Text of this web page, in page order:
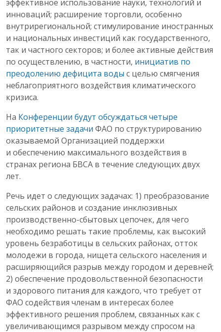
эффективное использование науки, технологий и
инноваций; расширение торговли, особенно
внутрирегиональной; стимулирование иностранных
и национальных инвестиций как государственного,
так и частного секторов; и более активные действия
по осуществлению, в частности, инициатив по
преодолению дефицита воды с целью смягчения
неблагоприятного воздействия климатического
кризиса.
На Конференции будут обсуждаться четыре
приоритетные задачи ФАО по структурированию
оказываемой Организацией поддержки
и обеспечению максимального воздействия в
странах региона БВСА в течение следующих двух
лет.
Речь идет о следующих задачах: 1) преобразование
сельских районов и создание инклюзивных
производственно-сбытовых цепочек, для чего
необходимо решать такие проблемы, как высокий
уровень безработицы в сельских районах, отток
молодежи в города, нищета сельского населения и
расширяющийся разрыв между городом и деревней;
2) обеспечение продовольственной безопасности
и здорового питания для каждого, что требует от
ФАО содействия членам в интересах более
эффективного решения проблем, связанных как с
увеличивающимся разрывом между спросом на